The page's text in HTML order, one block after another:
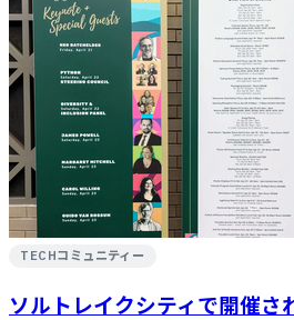
TECHコミュニティー
ソルトレイクシティで開催さ